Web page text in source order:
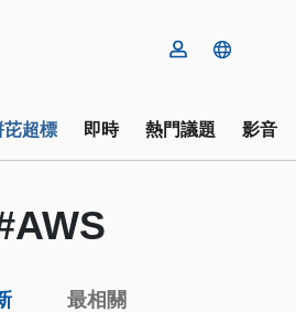
超標 即時 熱門議題 影音
最相關